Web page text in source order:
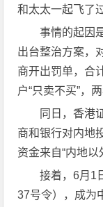
和太太一起飞了
事情的起因
出台整治方案，
商开出罚单，合
户“只卖不买”，
同日，香港
商和银行对内地
资金来自“内地以
接着，6月1
37号令），成为